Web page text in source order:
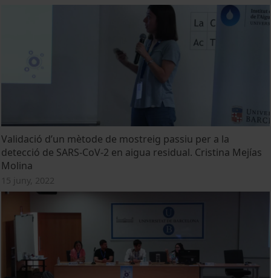
Validació d’un mètode de mostreig passiu per a la
detecció de SARS-CoV-2 en aigua residual. Cristina Mejías
Molina
15 juny, 2022